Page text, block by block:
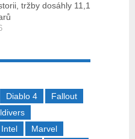
tržby dosáhly 11,1
Diablo 4
Fallout
Intel
Marvel